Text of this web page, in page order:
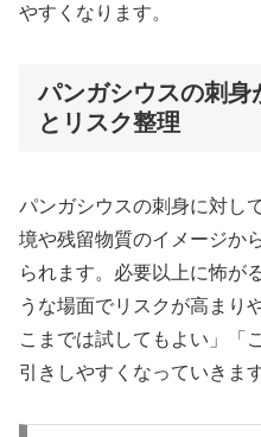
やすくなります。
パンガシウスの刺身
とリスク整理
パンガシウスの刺身に対し
境や残留物質のイメージか
られます。必要以上に怖が
うな場面でリスクが高まり
こまでは試してもよい」「
引きしやすくなっていきます